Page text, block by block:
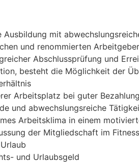
Ausbildung mit
und renommierten
Abschlussprüfung und
besteht die Möglichkeit der
Arbeitsplatz bei guter Bezahlung
und abwechslungsreiche
Arbeitsklima in einem
der Mitgliedschaft im
und Urlaubsgeld